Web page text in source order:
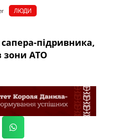
ЛЮДИ
підривника,
зони АТО